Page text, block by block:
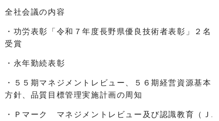
全社会議の内容
・功労表彰「令和７年度長野県優良技術者表彰」２名
受賞
・永年勤続表彰
・５５期マネジメントレビュー、５６期経営資源基本
方針、品質目標管理実施計画の周知
・Ｐマーク マネジメントレビュー及び認識教育（Ｊ.